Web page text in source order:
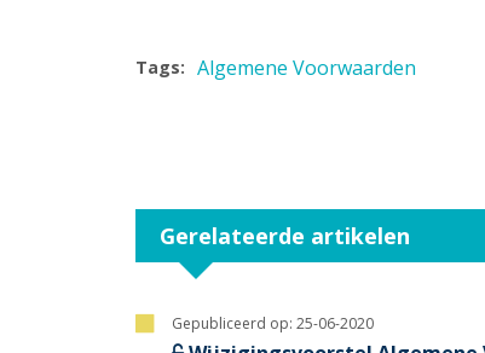
Tags: Algemene Voorwaarden
Gerelateerde artikelen
Gepubliceerd op: 25-06-2020